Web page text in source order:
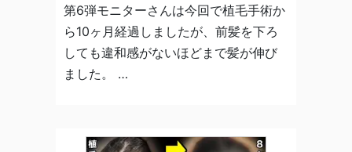
第6弾モニターさんは今回で植毛手術か
ら10ヶ月経過しましたが、前髪を下ろ
しても違和感がないほどまで髪が伸び
ました。 …